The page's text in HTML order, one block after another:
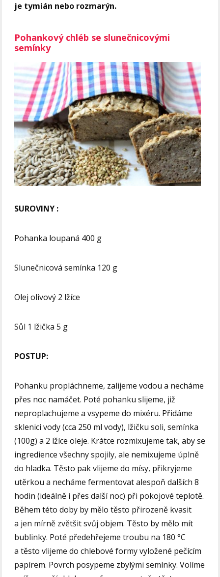
je tymián nebo rozmarýn.
Pohankový chléb se slunečnicovými
semínky
SUROVINY :
Pohanka loupaná 400 g
Slunečnicová semínka 120 g
Olej olivový 2 lžíce
Sůl 1 lžička 5 g
POSTUP:
Pohanku propláchneme, zalijeme vodou a necháme
přes noc namáčet. Poté pohanku slijeme, již
neproplachujeme a vsypeme do mixéru. Přidáme
sklenici vody (cca 250 ml vody), lžičku soli, semínka
(100g) a 2 lžíce oleje. Krátce rozmixujeme tak, aby se
ingredience všechny spojily, ale nemixujeme úplně
do hladka. Těsto pak vlijeme do mísy, přikryjeme
utěrkou a necháme fermentovat alespoň dalších 8
hodin (ideálně i přes další noc) při pokojové teplotě.
Během této doby by mělo těsto přirozeně kvasit
a jen mírně zvětšit svůj objem. Těsto by mělo mít
bublinky. Poté předehřejeme troubu na 180 °C
a těsto vlijeme do chlebové formy vyložené pečícím
papírem. Povrch posypeme zbylými semínky. Volíme